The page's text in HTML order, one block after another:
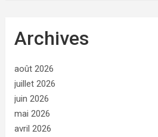
Archives
août 2026
juillet 2026
juin 2026
mai 2026
avril 2026